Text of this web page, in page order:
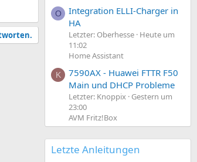
O
Integration ELLI-Charger in
HA
Letzter: Oberhesse Heute um
11:02
Home Assistant
K
7590AX - Huawei FTTR F50
Main und DHCP Probleme
Letzter: Knoppix
Gestern um
23:00
AVM Fritz!Box
Letzte Anleitungen